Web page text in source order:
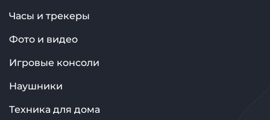
Часы и трекеры
Фото и видео
Игровые консоли
Наушники
Техника для дома